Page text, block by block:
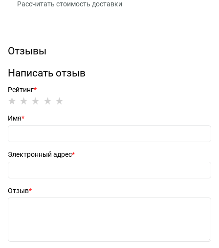
Рассчитать стоимость доставки
Отзывы
Написать отзыв
Рейтинг
Имя
Электронный адрес
Отзыв